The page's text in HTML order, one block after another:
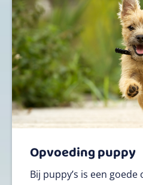
Opvoeding puppy
Bij puppy’s is een